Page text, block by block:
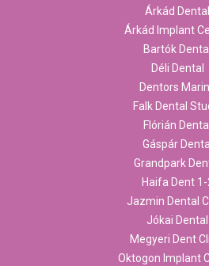
Árkád Dental
Árkád Implant
Bartók Dental
Déli Dental
Dentors
Falk Dental
Flórián Dental
Gáspár
Grandpark
Haifa Dent
Jazmin Dental
Jókai Dental
Megyeri Dent
Oktogon Implant